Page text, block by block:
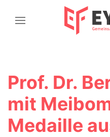
Prof. Dr.
mit
Medaille